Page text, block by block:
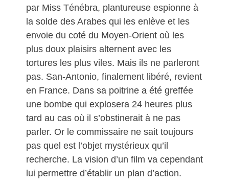
par Miss Ténébra, plantureuse espionne à
la solde des Arabes qui les enlève et les
envoie du coté du Moyen-Orient où les
plus doux plaisirs alternent avec les
tortures les plus viles. Mais ils ne parleront
pas. San-Antonio, finalement libéré, revient
en France. Dans sa poitrine a été greffée
une bombe qui explosera 24 heures plus
tard au cas où il s’obstinerait à ne pas
parler. Or le commissaire ne sait toujours
pas quel est l’objet mystérieux qu’il
recherche. La vision d’un film va cependant
lui permettre d’établir un plan d’action.